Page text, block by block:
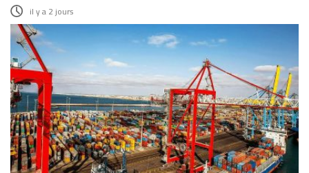
il y a 2 jours